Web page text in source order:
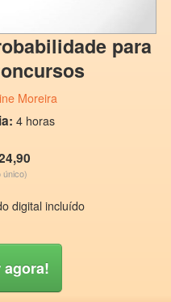
para
Moreira
4 horas
único)
digital incluído
agora!